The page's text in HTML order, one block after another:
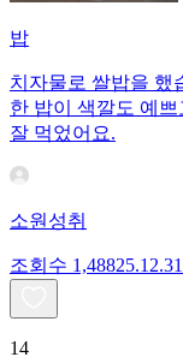
밥
치자물로 쌀밥을 했
한 밥이 색깔도 예
잘 먹었어요.
소원성취
조회수 1,48825.12.31
14